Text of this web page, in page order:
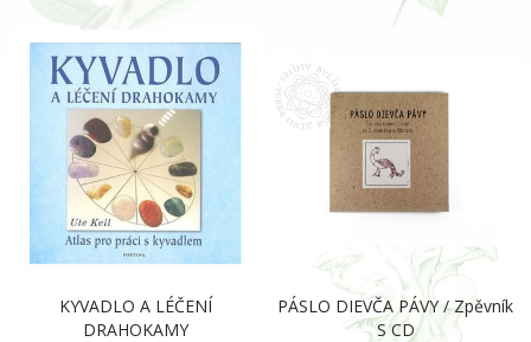
KYVADLO A LÉČENÍ
DRAHOKAMY
PÁSLO DIEVČA PÁVY / Zpěvník
S CD